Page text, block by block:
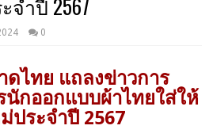
ำปี 2567
0
ดไทย แถลงข่าวการ
นักออกแบบผ้าไทยใส่ให้
ประจำปี 2567